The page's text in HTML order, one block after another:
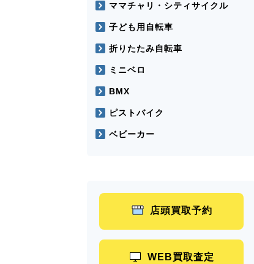
ママチャリ・シティサイクル
子ども用自転車
折りたたみ自転車
ミニベロ
BMX
ピストバイク
ベビーカー
店頭買取予約
WEB買取査定